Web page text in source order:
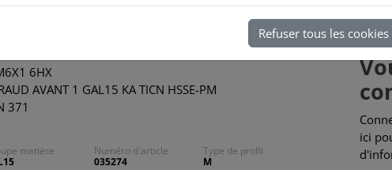
AVANT 1 GAL15 KA TICN
6HX
AVANT 1 GAL15 KA TICN HSSE-PM
371
matière
Numéro d'article
035274
Type de profil
M
ici
Refuser tous les cookies